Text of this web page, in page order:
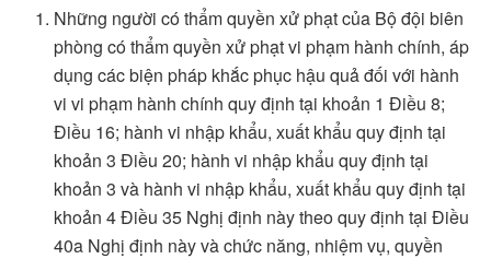
Những người có thẩm quyền xử phạt của Bộ đội biên
phòng có thẩm quyền xử phạt vi phạm hành chính, áp
dụng các biện pháp khắc phục hậu quả đối với hành
vi vi phạm hành chính quy định tại khoản 1 Điều 8;
Điều 16; hành vi nhập khẩu, xuất khẩu quy định tại
khoản 3 Điều 20; hành vi nhập khẩu quy định tại
khoản 3 và hành vi nhập khẩu, xuất khẩu quy định tại
khoản 4 Điều 35 Nghị định này theo quy định tại Điều
40a Nghị định này và chức năng, nhiệm vụ, quyền